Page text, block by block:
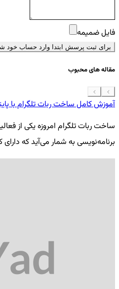
فایل ضمیمه
برای ثبت پرسش ابتدا وارد حساب خود
مقاله های محبوب
آموزش کامل ساخت ربات تلگرام با
ساخت ربات تلگرام امروزه یکی از
برنامه‌نویسی به شمار می‌آید که دارای